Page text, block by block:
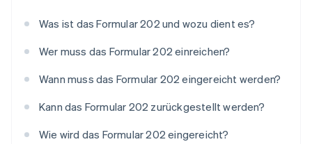
Was ist das Formular 202 und wozu dient es?
Wer muss das Formular 202 einreichen?
Wann muss das Formular 202 eingereicht werden?
Kann das Formular 202 zurückgestellt werden?
Wie wird das Formular 202 eingereicht?